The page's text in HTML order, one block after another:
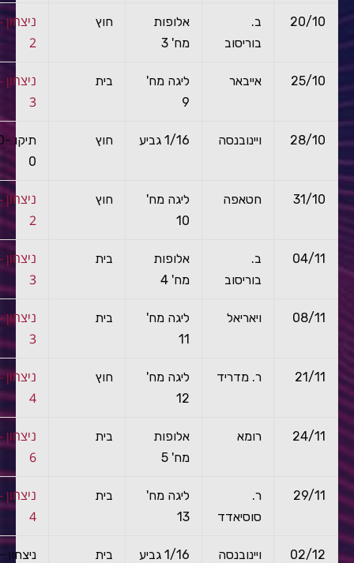
20/10
ב.
בוריסוב
אלופות
מח' 3
חוץ
2
25/10 אייבאר
ליגה מח'
9
בית
3
28/10 ויינובנסה 1/16 גביע חוץ
0
31/10 חטאפה
ליגה מח'
10
חוץ
2
04/11
ב.
בוריסוב
אלופות
מח' 4
בית
3
08/11 ויאריאל
ליגה מח'
11
בית
3
21/11 ר. מדריד
ליגה מח'
12
חוץ
4
24/11 רומא
אלופות
מח' 5
בית
6
29/11
ר.
סוסיאדד
ליגה מח'
13
בית
4
02/12 ויינובנסה 1/16 גביע בית